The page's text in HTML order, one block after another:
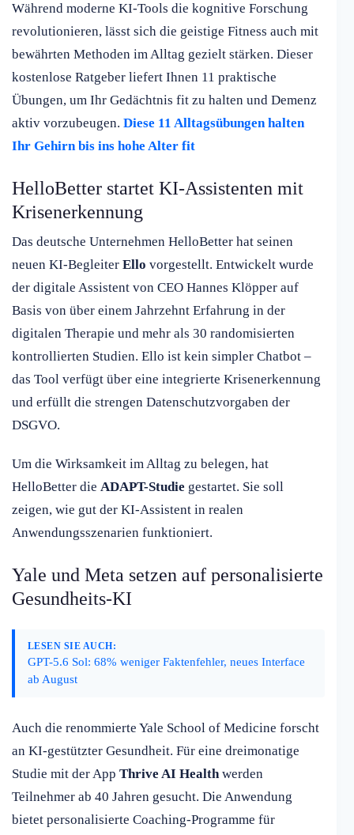
Während moderne KI-Tools die kognitive Forschung
revolutionieren, lässt sich die geistige Fitness auch mit
bewährten Methoden im Alltag gezielt stärken. Dieser
kostenlose Ratgeber liefert Ihnen 11 praktische
Übungen, um Ihr Gedächtnis fit zu halten und Demenz
aktiv vorzubeugen. Diese 11 Alltagsübungen halten
Ihr Gehirn bis ins hohe Alter fit
HelloBetter startet KI-Assistenten mit
Krisenerkennung
Das deutsche Unternehmen HelloBetter hat seinen
neuen KI-Begleiter Ello vorgestellt. Entwickelt wurde
der digitale Assistent von CEO Hannes Klöpper auf
Basis von über einem Jahrzehnt Erfahrung in der
digitalen Therapie und mehr als 30 randomisierten
kontrollierten Studien. Ello ist kein simpler Chatbot –
das Tool verfügt über eine integrierte Krisenerkennung
und erfüllt die strengen Datenschutzvorgaben der
DSGVO.
Um die Wirksamkeit im Alltag zu belegen, hat
HelloBetter die ADAPT-Studie gestartet. Sie soll
zeigen, wie gut der KI-Assistent in realen
Anwendungsszenarien funktioniert.
Yale und Meta setzen auf personalisierte
Gesundheits-KI
LESEN SIE AUCH:
GPT-5.6 Sol: 68% weniger Faktenfehler, neues Interface
ab August
Auch die renommierte Yale School of Medicine forscht
an KI-gestützter Gesundheit. Für eine dreimonatige
Studie mit der App Thrive AI Healthwerden
Teilnehmer ab 40 Jahren gesucht. Die Anwendung
bietet personalisierte Coaching-Programme für